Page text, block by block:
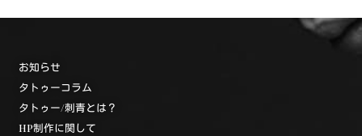
お知らせ
タトゥーコラム
タトゥー/刺青とは？
HP制作に関して